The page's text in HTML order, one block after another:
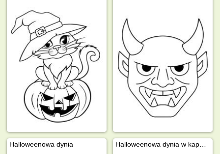
Halloweenowa dynia